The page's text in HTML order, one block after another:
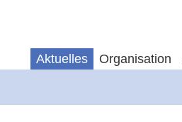
Aktuelles Organisation